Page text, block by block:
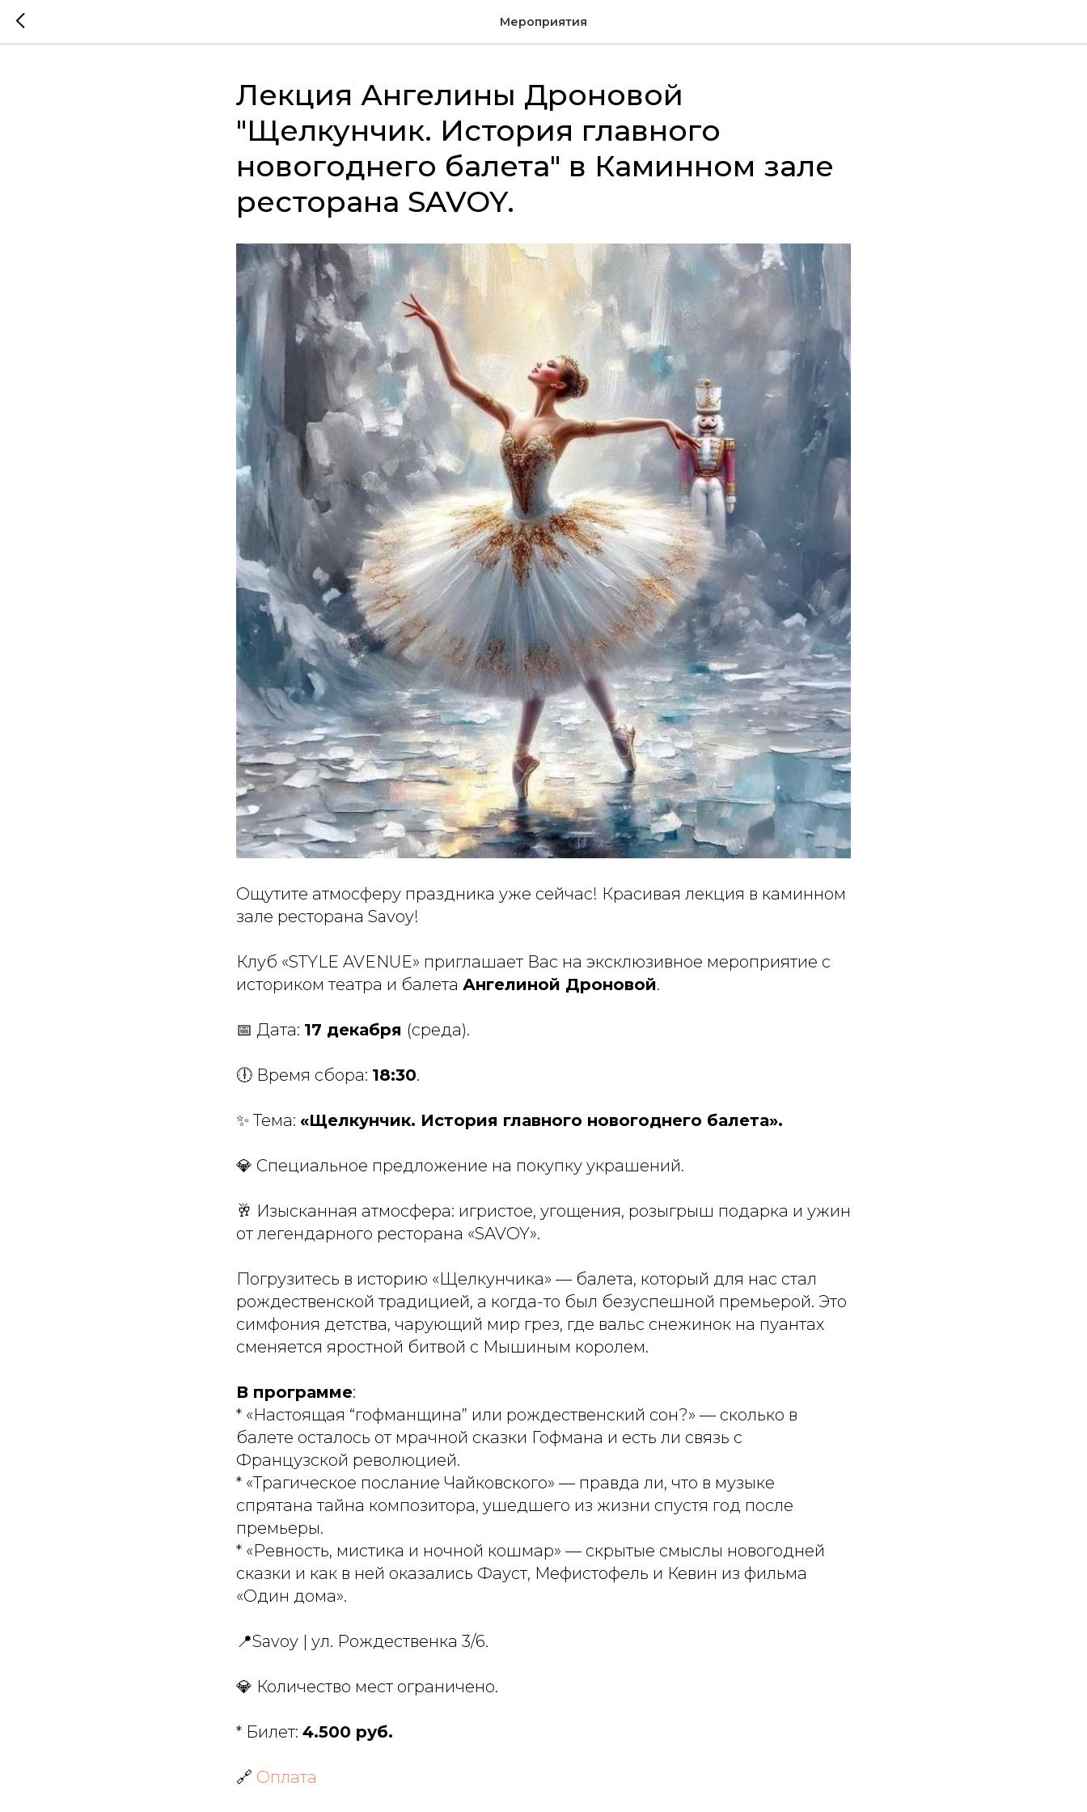
Мероприятия
Лекция Ангелины Дроновой
"Щелкунчик. История главного
новогоднего балета" в Каминном зале
ресторана SAVOY.
Ощутите атмосферу праздника уже сейчас! Красивая лекция в каминном
зале ресторана Savoy!
Клуб «STYLE AVENUE» приглашает Вас на эксклюзивное мероприятие с
историком театра и балета Ангелиной Дроновой.
📅 Дата: 17 декабря (среда).
🕕 Время сбора: 18:30.
✨ Тема: «Щелкунчик. История главного новогоднего балета».
💎 Специальное предложение на покупку украшений.
🥂 Изысканная атмосфера: игристое, угощения, розыгрыш подарка и ужин
от легендарного ресторана «SAVOY».
Погрузитесь в историю «Щелкунчика» — балета, который для нас стал
рождественской традицией, а когда-то был безуспешной премьерой. Это
симфония детства, чарующий мир грез, где вальс снежинок на пуантах
сменяется яростной битвой с Мышиным королем.
В программе:
* «Настоящая “гофманщина” или рождественский сон?» — сколько в
балете осталось от мрачной сказки Гофмана и есть ли связь с
Французской революцией.
* «Трагическое послание Чайковского» — правда ли, что в музыке
спрятана тайна композитора, ушедшего из жизни спустя год после
премьеры.
* «Ревность, мистика и ночной кошмар» — скрытые смыслы новогодней
сказки и как в ней оказались Фауст, Мефистофель и Кевин из фильма
«Один дома».
📍Savoy | ул. Рождественка 3/6.
💎 Количество мест ограничено.
* Билет: 4.500 руб.
🔗 Оплата